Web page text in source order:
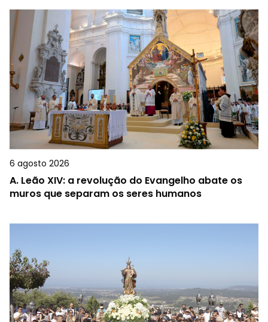
6 agosto 2026
A. Leão XIV: a revolução do Evangelho abate os
muros que separam os seres humanos